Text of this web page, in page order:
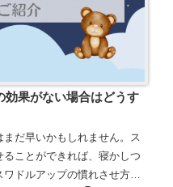
効果がない場合はどうす
だ早いかもしれません。ス
ことができれば、寝かしつ
ドルアップの慣れさせ方や